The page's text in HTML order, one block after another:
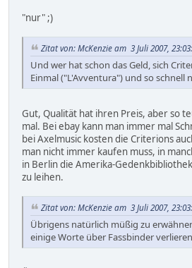
"nur" ;)
Zitat von: McKenzie am 3 Juli 2007,
Und wer hat schon das Geld, sich
Einmal ("L'Avventura") und so schnell
Gut, Qualität hat ihren Preis, aber so
mal. Bei ebay kann man immer mal
bei Axelmusic kosten die Criterions
man nicht immer kaufen muss, in
in Berlin die Amerika-
zu leihen.
Zitat von: McKenzie am 3 Juli 2007,
Übrigens natürlich müßig zu
einige Worte über Fassbinder